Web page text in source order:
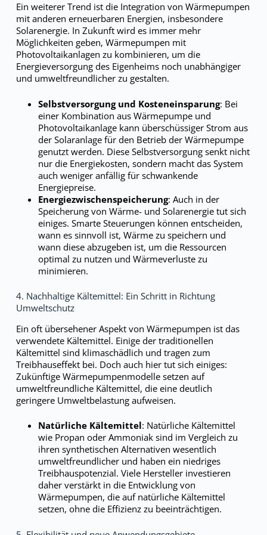
Ein weiterer Trend ist die Integration von Wärmepumpen
mit anderen erneuerbaren Energien, insbesondere
Solarenergie. In Zukunft wird es immer mehr
Möglichkeiten geben, Wärmepumpen mit
Photovoltaikanlagen zu kombinieren, um die
Energieversorgung des Eigenheims noch unabhängiger
und umweltfreundlicher zu gestalten.
Selbstversorgung und Kosteneinsparung: Bei
einer Kombination aus Wärmepumpe und
Photovoltaikanlage kann überschüssiger Strom aus
der Solaranlage für den Betrieb der Wärmepumpe
genutzt werden. Diese Selbstversorgung senkt nicht
nur die Energiekosten, sondern macht das System
auch weniger anfällig für schwankende
Energiepreise.
Energiezwischenspeicherung: Auch in der
Speicherung von Wärme- und Solarenergie tut sich
einiges. Smarte Steuerungen können entscheiden,
wann es sinnvoll ist, Wärme zu speichern und
wann diese abzugeben ist, um die Ressourcen
optimal zu nutzen und Wärmeverluste zu
minimieren.
4. Nachhaltige Kältemittel: Ein Schritt in Richtung
Umweltschutz
Ein oft übersehener Aspekt von Wärmepumpen ist das
verwendete Kältemittel. Einige der traditionellen
Kältemittel sind klimaschädlich und tragen zum
Treibhauseffekt bei. Doch auch hier tut sich einiges:
Zukünftige Wärmepumpenmodelle setzen auf
umweltfreundliche Kältemittel, die eine deutlich
geringere Umweltbelastung aufweisen.
Natürliche Kältemittel: Natürliche Kältemittel
wie Propan oder Ammoniak sind im Vergleich zu
ihren synthetischen Alternativen wesentlich
umweltfreundlicher und haben ein niedriges
Treibhauspotenzial. Viele Hersteller investieren
daher verstärkt in die Entwicklung von
Wärmepumpen, die auf natürliche Kältemittel
setzen, ohne die Effizienz zu beeinträchtigen.